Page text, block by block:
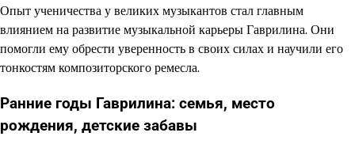
Опыт ученичества у великих музыкантов стал главным
влиянием на развитие музыкальной карьеры Гаврилина. Они
помогли ему обрести уверенность в своих силах и научили его
тонкостям композиторского ремесла.
Ранние годы Гаврилина: семья, место
рождения, детские забавы